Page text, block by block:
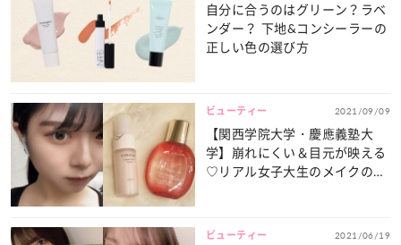
自分に合うのはグリーン？ラベ
ンダー？ 下地&コンシーラーの
正しい色の選び方
ビューティー 2021/09/09
【関西学院大学・慶應義塾大
学】崩れにくい＆目元が映える
♡リアル女子大生のメイクのポ
ビューティー 2021/06/19